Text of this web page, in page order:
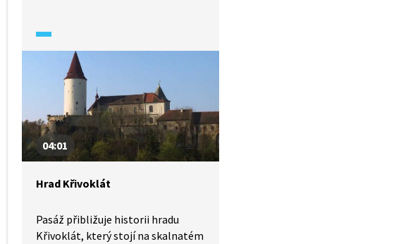
pak vtiskly pozdně gotické
stavební úpravy za vlády Vladislava
Jagellonského. Pro svoji výhodnou
polohu nedaleko Prahy a hluboké
lesy, které jej obklopují, se stal
oblíbeným útočištěm mnoha
českých králů.
04:01
Hrad Křivoklát
Pasáž přibližuje historii hradu
Křivoklát, který stojí na skalnatém